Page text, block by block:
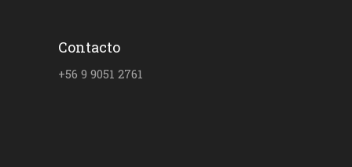
Contacto
+56 9 9051 2761